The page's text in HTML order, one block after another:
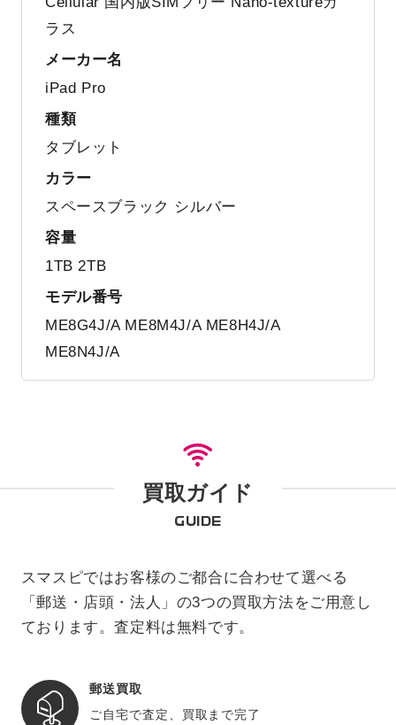
ラス
メーカー名
iPad Pro
種類
タブレット
カラー
スペースブラック シルバー
容量
1TB 2TB
モデル番号
ME8G4J/A ME8M4J/A ME8H4J/A
ME8N4J/A
買取ガイド
GUIDE
スマスピではお客様のご都合に合わせて選べる
「郵送・店頭・法人」の3つの買取方法をご用意し
ております。査定料は無料です。
郵送買取
ご自宅で査定、買取まで完了